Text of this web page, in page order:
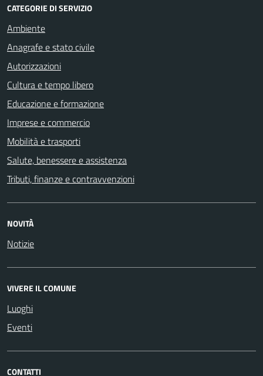
CATEGORIE DI SERVIZIO
Ambiente
Anagrafe e stato civile
Autorizzazioni
Cultura e tempo libero
Educazione e formazione
Imprese e commercio
Mobilità e trasporti
Salute, benessere e assistenza
Tributi, finanze e contravvenzioni
NOVITÀ
Notizie
VIVERE IL COMUNE
Luoghi
Eventi
CONTATTI